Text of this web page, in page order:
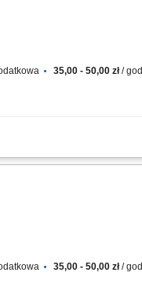
35,00 - 50,00 zł/
Utrzymywanie
35,00 - 50,00 zł/